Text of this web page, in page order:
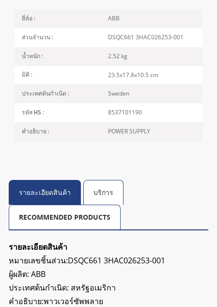
ยี่ห้อ : ABB
ส่วนจำนวน : DSQC661 3HAC026253-001
น้ำหนัก : 2.52 kg
มิติ : 23.5x17.8x10.5 cm
ประเทศต้นกำเนิด : Sweden
รหัส HS : 8537101190
คำอธิบาย : POWER SUPPLY
รายละเอียดสินค้า บริการ
RECOMMENDED PRODUCTS
รายละเอียดสินค้า
หมายเลขชิ้นส่วน:DSQC661 3HAC026253-001
ผู้ผลิต: ABB
ประเทศต้นกำเนิด: สหรัฐอเมริกา
คำอธิบาย:พาวเวอร์ซัพพลาย